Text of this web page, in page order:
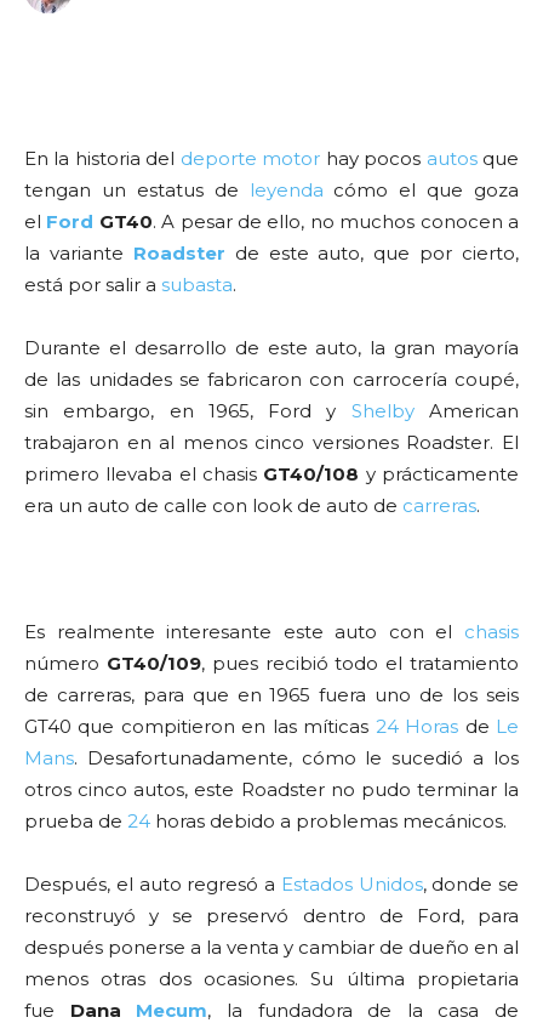
En la historia del deporte motor hay pocos autosque
tengan un estatus de
leyenda cómo el que goza
el Ford GT40. A pesar de ello, no muchos conocen a
la variante Roadster de este auto, que por cierto,
está por salir a subasta.
Durante el desarrollo de este auto, la gran mayoría
de las unidades se fabricaron con carrocería coupé,
sin embargo, en 1965, Ford y ShelbyAmerican
trabajaron en al menos cinco versiones Roadster. El
primero llevaba el chasis GT40/108 y prácticamente
era un auto de calle con look de auto de carreras.
Es realmente interesante este auto con el chasis
número GT40/109, pues recibió todo el tratamiento
de carreras, para que en 1965 fuera uno de los seis
GT40 que compitieron en las míticas 24 Horas de Le
Mans. Desafortunadamente, cómo le sucedió a los
otros cinco autos, este Roadster no pudo terminar la
prueba de 24 horas debido a problemas mecánicos.
Después, el auto regresó a Estados Unidos, donde se
reconstruyó y se preservó dentro de Ford, para
después ponerse a la venta y cambiar de dueño en al
menos otras dos ocasiones. Su última propietaria
fue Dana Mecum, la fundadora de la casa de